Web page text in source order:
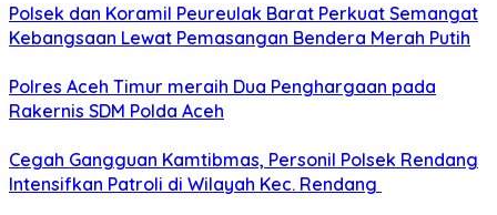
Polsek dan Koramil Peureulak Barat Perkuat Semangat
Kebangsaan Lewat Pemasangan Bendera Merah Putih
Polres Aceh Timur meraih Dua Penghargaan pada
Rakernis SDM Polda Aceh
Cegah Gangguan Kamtibmas, Personil Polsek Rendang
Intensifkan Patroli di Wilayah Kec. Rendang